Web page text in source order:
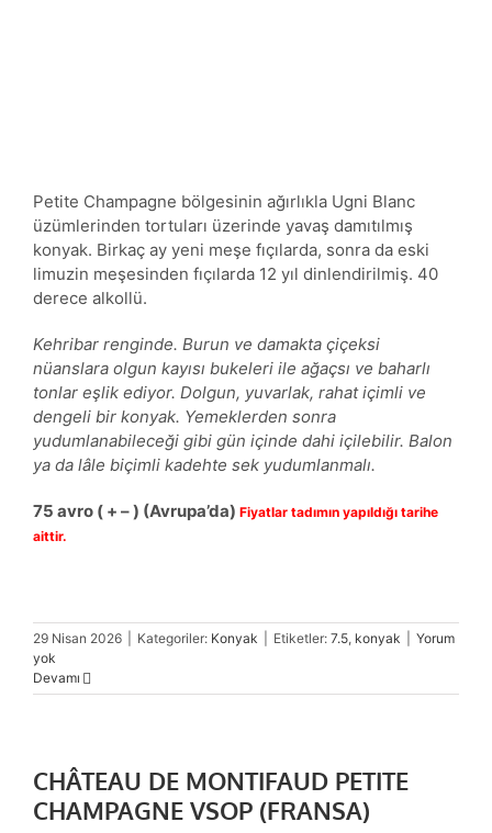
Petite Champagne bölgesinin ağırlıkla Ugni Blanc
üzümlerinden tortuları üzerinde yavaş damıtılmış
konyak. Birkaç ay yeni meşe fıçılarda, sonra da eski
limuzin meşesinden fıçılarda 12 yıl dinlendirilmiş. 40
derece alkollü.
Kehribar renginde. Burun ve damakta çiçeksi
nüanslara olgun kayısı bukeleri ile ağaçsı ve baharlı
tonlar eşlik ediyor. Dolgun, yuvarlak, rahat içimli ve
dengeli bir konyak. Yemeklerden sonra
yudumlanabileceği gibi gün içinde dahi içilebilir. Balon
ya da lâle biçimli kadehte sek yudumlanmalı.
75 avro( + – ) (Avrupa’da) Fiyatlar tadımın yapıldığı tarihe
aittir.
29 Nisan 2026 Kategoriler: Konyak Etiketler: 7.5, konyak
Yorum
yok
Devamı
CHÂTEAU DE MONTIFAUD PETITE
CHAMPAGNE VSOP (FRANSA)